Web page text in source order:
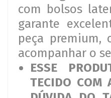
com bolsos
garante
peça premium,
acompanhar o
ESSE
TECIDO COM